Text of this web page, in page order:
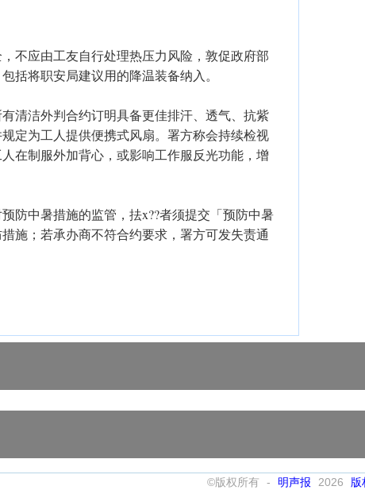
不应由工友自行处理热压力风险，敦促政府部
括将职安局建议用的降温装备纳入。
清洁外判合约订明具备更佳排汗、透气、抗紫
定为工人提供便携式风扇。署方称会持续检视
在制服外加背心，或影响工作服反光功能，增
防中暑措施的监管，抾x??者须提交「预防中暑
施；若承办商不符合约要求，署方可发失责通
©版权所有 - 明声报 2026 版